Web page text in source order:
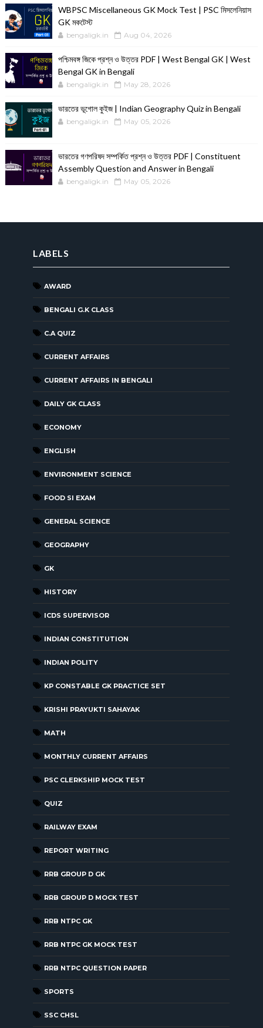
WBPSC Miscellaneous GK Mock Test | PSC মিসলেনিয়াস
GK মকটেস্ট
bengaligk.in Aug 04, 2026
পশ্চিমবঙ্গ জিকে প্রশ্ন ও উত্তর PDF | West Bengal GK | West
Bengal GK in Bengali
bengaligk.in May 28, 2026
ভারতের ভূগোল কুইজ | Indian Geography Quiz in Bengali
bengaligk.in May 05, 2026
ভারতের গণপরিষদ সম্পর্কিত প্রশ্ন ও উত্তর PDF | Constituent
Assembly Question and Answer in Bengali
bengaligk.in May 05, 2026
LABELS
AWARD
BENGALI G.K CLASS
C.A QUIZ
CURRENT AFFAIRS
CURRENT AFFAIRS IN BENGALI
DAILY GK CLASS
ECONOMY
ENGLISH
ENVIRONMENT SCIENCE
FOOD SI EXAM
GENERAL SCIENCE
GEOGRAPHY
GK
HISTORY
ICDS SUPERVISOR
INDIAN CONSTITUTION
INDIAN POLITY
KP CONSTABLE GK PRACTICE SET
KRISHI PRAYUKTI SAHAYAK
MATH
MONTHLY CURRENT AFFAIRS
PSC CLERKSHIP MOCK TEST
QUIZ
RAILWAY EXAM
REPORT WRITING
RRB GROUP D GK
RRB GROUP D MOCK TEST
RRB NTPC GK
RRB NTPC GK MOCK TEST
RRB NTPC QUESTION PAPER
SPORTS
SSC CHSL